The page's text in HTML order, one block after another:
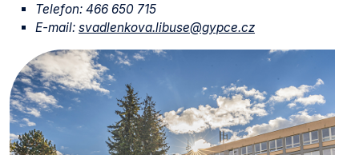
Telefon: 466 650 715
E-mail: svadlenkova.libuse@gypce.cz